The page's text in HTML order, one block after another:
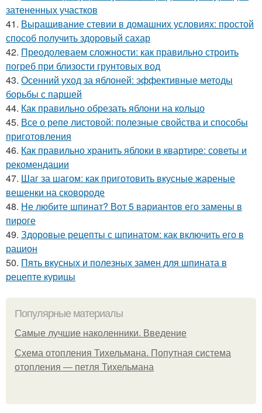
затененных участков
41. Выращивание стевии в домашних условиях: простой
способ получить здоровый сахар
42. Преодолеваем сложности: как правильно строить
погреб при близости грунтовых вод
43. Осенний уход за яблоней: эффективные методы
борьбы с паршей
44. Как правильно обрезать яблони на кольцо
45. Все о репе листовой: полезные свойства и способы
приготовления
46. Как правильно хранить яблоки в квартире: советы и
рекомендации
47. Шаг за шагом: как приготовить вкусные жареные
вешенки на сковороде
48. Не любите шпинат? Вот 5 вариантов его замены в
пироге
49. Здоровые рецепты с шпинатом: как включить его в
рацион
50. Пять вкусных и полезных замен для шпината в
рецепте курицы
Популярные материалы
Самые лучшие наколенники. Введение
Схема отопления Тихельмана. Попутная система
отопления — петля Тихельмана